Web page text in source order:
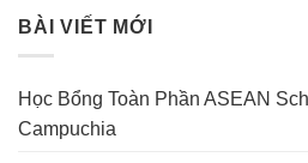
BÀI VIẾT MỚI
Học Bổng Toàn Phần ASEAN
Campuchia